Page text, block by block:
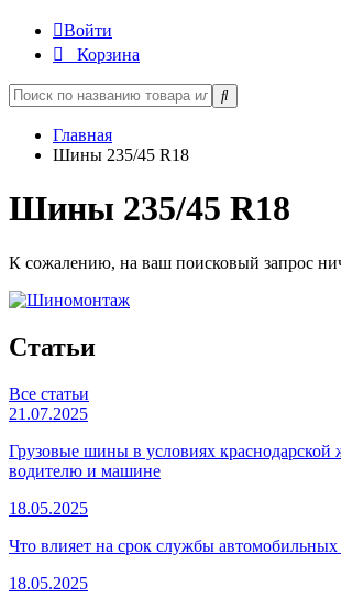
Войти
Корзина
Главная
Шины 235/45 R18
Шины 235/45 R18
К сожалению, на ваш поисковый запрос
Статьи
Все статьи
21.07.2025
Грузовые шины в условиях
водителю и машине
18.05.2025
Что влияет на срок службы
18.05.2025